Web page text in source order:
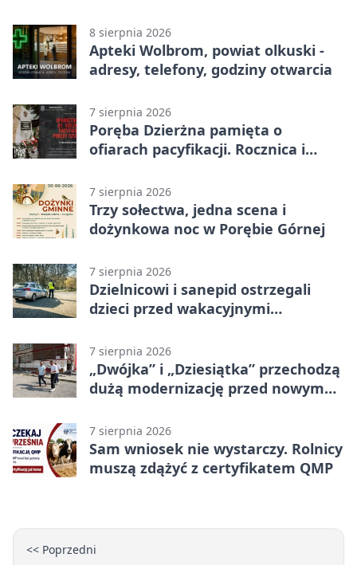
8 sierpnia 2026
Apteki Wolbrom, powiat olkuski -
adresy, telefony, godziny otwarcia
7 sierpnia 2026
Poręba Dzierżna pamięta o
ofiarach pacyfikacji. Rocznica i
7 sierpnia 2026
Trzy sołectwa, jedna scena i
dożynkowa noc w Porębie Górnej
7 sierpnia 2026
Dzielnicowi i sanepid ostrzegali
dzieci przed wakacyjnymi
7 sierpnia 2026
„Dwójka” i „Dziesiątka” przechodzą
dużą modernizację przed nowym
7 sierpnia 2026
Sam wniosek nie wystarczy. Rolnicy
muszą zdążyć z certyfikatem QMP
<< Poprzedni